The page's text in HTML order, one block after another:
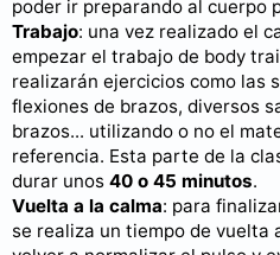
poder ir preparando al cuerpo
Trabajo: una vez realizado el
empezar el trabajo de body
realizarán ejercicios como las
flexiones de brazos, diversos
brazos... utilizando o no el
referencia. Esta parte de la
durar unos 40 o 45 minutos.
Vuelta a la calma: para
se realiza un tiempo de vuelta